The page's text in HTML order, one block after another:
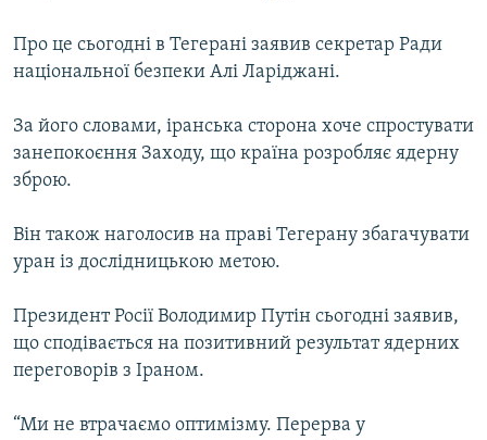
СПЕЦПРОЄКТИ
КРИМ РЕАЛІЇ
РУС
КТАТ
ДОЛУЧАЙСЯ!
Про це сьогодні в Тегерані заявив секретар Ради
національної безпеки Алі Ларіджані.
За його словами, іранська сторона хоче спростувати
занепокоєння Заходу, що країна розробляє ядерну
зброю.
Він також наголосив на праві Тегерану збагачувати
уран із дослідницькою метою.
Президент Росії Володимир Путін сьогодні заявив,
що сподівається на позитивний результат ядерних
переговорів з Іраном.
“Ми не втрачаємо оптимізму. Перерва у